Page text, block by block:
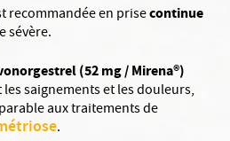
recommandée en prisecontinue
sévère.
(52 mg / Mirena®)
saignements et les douleurs,
aux traitements de
.